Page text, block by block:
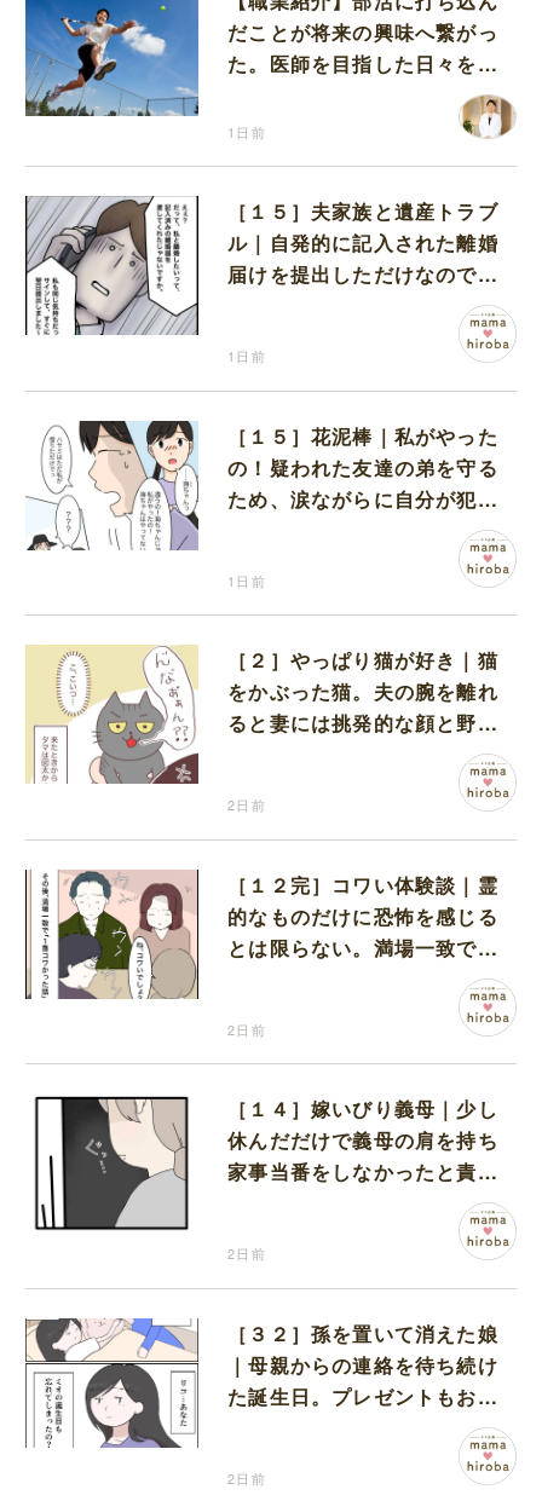
だことが将来の興味へ繋がっ
た。医師を目指した日々を振
1日前
［１５］夫家族と遺産トラブ
ル｜自発的に記入された離婚
届けを提出しただけなので、
1日前
［１５］花泥棒｜私がやった
の！疑われた友達の弟を守る
ため、涙ながらに自分が犯人
1日前
［２］やっぱり猫が好き｜猫
をかぶった猫。夫の腕を離れ
ると妻には挑発的な顔と野太
2日前
［１２完］コワい体験談｜霊
的なものだけに恐怖を感じる
とは限らない。満場一致でコ
ワいと認定された意外な体験
2日前
［１４］嫁いびり義母｜少し
休んだだけで義母の肩を持ち
家事当番をしなかったと責め
2日前
［３２］孫を置いて消えた娘
｜母親からの連絡を待ち続け
た誕生日。プレゼントもお祝
2日前